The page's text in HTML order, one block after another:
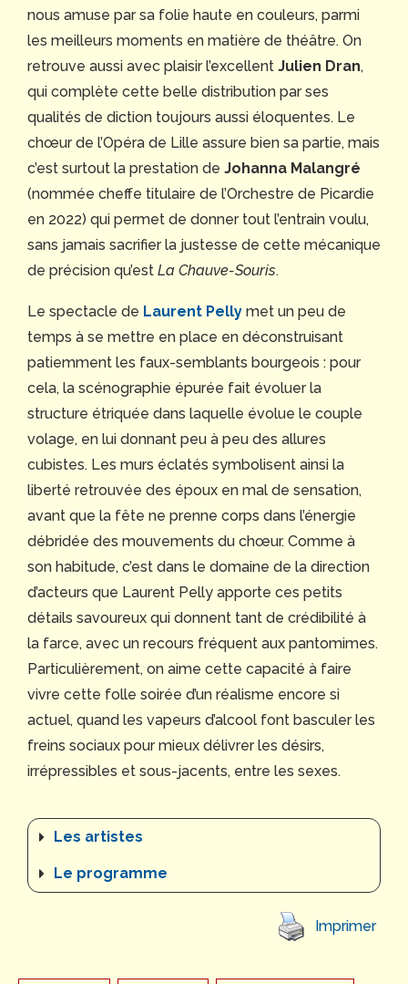
nous amuse par sa folie haute en couleurs, parmi
les meilleurs moments en matière de théâtre. On
retrouve aussi avec plaisir l’excellent Julien Dran,
qui complète cette belle distribution par ses
qualités de diction toujours aussi éloquentes. Le
chœur de l’Opéra de Lille assure bien sa partie, mais
c’est surtout la prestation de Johanna Malangré
(nommée cheffe titulaire de l’Orchestre de Picardie
en 2022) qui permet de donner tout l’entrain voulu,
sans jamais sacrifier la justesse de cette mécanique
de précision qu’est La Chauve-Souris.
Le spectacle de Laurent Pelly met un peu de
temps à se mettre en place en déconstruisant
patiemment les faux-semblants bourgeois : pour
cela, la scénographie épurée fait évoluer la
structure étriquée dans laquelle évolue le couple
volage, en lui donnant peu à peu des allures
cubistes. Les murs éclatés symbolisent ainsi la
liberté retrouvée des époux en mal de sensation,
avant que la fête ne prenne corps dans l’énergie
débridée des mouvements du chœur. Comme à
son habitude, c’est dans le domaine de la direction
d’acteurs que Laurent Pelly apporte ces petits
détails savoureux qui donnent tant de crédibilité à
la farce, avec un recours fréquent aux pantomimes.
Particulièrement, on aime cette capacité à faire
vivre cette folle soirée d’un réalisme encore si
actuel, quand les vapeurs d’alcool font basculer les
freins sociaux pour mieux délivrer les désirs,
irrépressibles et sous-jacents, entre les sexes.
Les artistes
Le programme
Imprimer